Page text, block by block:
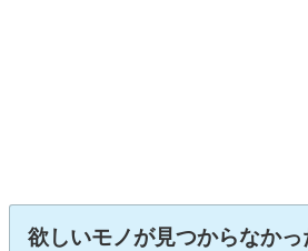
欲しいモノが見つからなかっ